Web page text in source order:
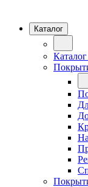
Каталог
Каталог